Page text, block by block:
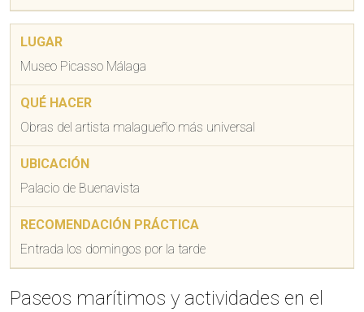
Museo Picasso Málaga
Obras del artista malagueño más universal
Palacio de Buenavista
Entrada los domingos por la tarde
Paseos marítimos y actividades en el